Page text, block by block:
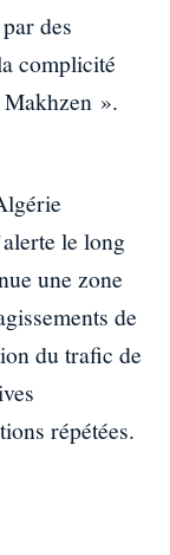
des
complicité
».
le long
une zone
de
du trafic de
répétées.